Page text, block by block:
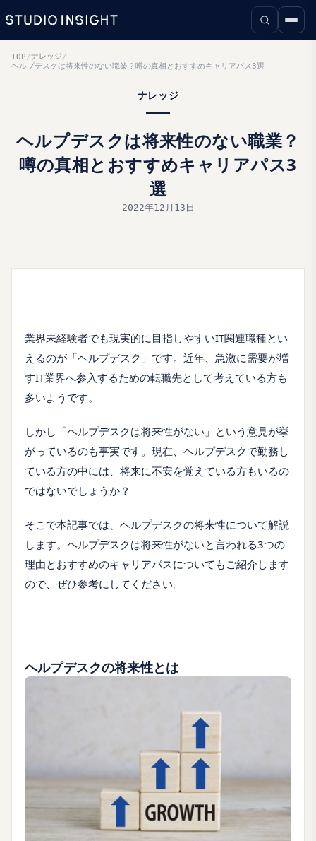
TOP /ナレッジ /
ヘルプデスクは将来性のない職業？噂の真相とおすすめキャリアパス3選
ナレッジ
ヘルプデスクは将来性のない職業？
噂の真相とおすすめキャリアパス3
選
2022年12月13日
業界未経験者でも現実的に目指しやすいIT関連職種とい
えるのが「ヘルプデスク」です。近年、急激に需要が増
すIT業界へ参入するための転職先として考えている方も
多いようです。
しかし「ヘルプデスクは将来性がない」という意見が挙
がっているのも事実です。現在、ヘルプデスクで勤務し
ている方の中には、将来に不安を覚えている方もいるの
ではないでしょうか？
そこで本記事では、ヘルプデスクの将来性について解説
します。ヘルプデスクは将来性がないと言われる3つの
理由とおすすめのキャリアパスについてもご紹介します
ので、ぜひ参考にしてください。
ヘルプデスクの将来性とは